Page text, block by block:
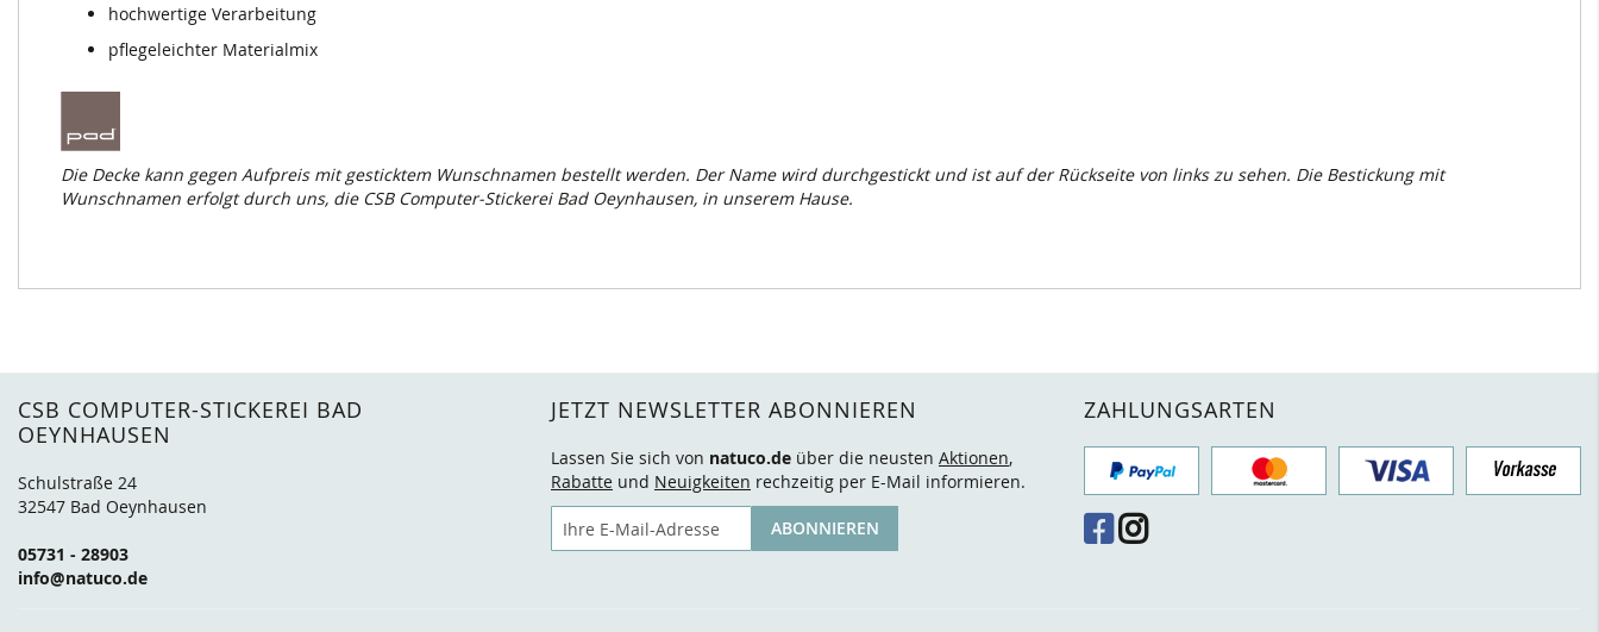
hochwertige Verarbeitung
pflegeleichter Materialmix
Die Decke kann gegen Aufpreis mit gesticktem Wunschnamen bestellt werden. Der Name wird durchgestickt und ist auf der Rückseite von links zu sehen. Die Bestickung mit
Wunschnamen erfolgt durch uns, die CSB Computer-Stickerei Bad Oeynhausen, in unserem Hause.
CSB COMPUTER-STICKEREI BAD
OEYNHAUSEN
Schulstraße 24
32547 Bad Oeynhausen
05731 - 28903
info@natuco.de
JETZT NEWSLETTER ABONNIEREN
Lassen Sie sich von natuco.de über die neusten Aktionen,
Rabatte und Neuigkeiten rechzeitig per E-Mail informieren.
E-Mail
ABONNIEREN
ZAHLUNGSARTEN